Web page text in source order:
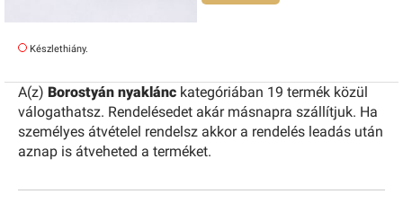
Készlethiány.
A(z) Borostyán nyaklánc kategóriában 19 termék közül
válogathatsz. Rendelésedet akár másnapra szállítjuk. Ha
személyes átvételel rendelsz akkor a rendelés leadás után
aznap is átveheted a terméket.